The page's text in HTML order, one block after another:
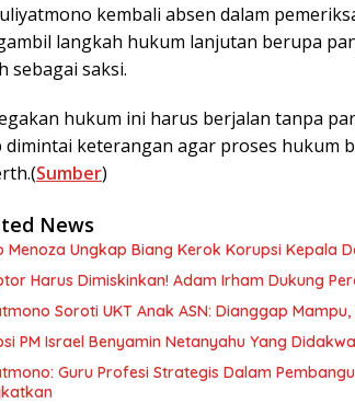
kembali absen dalam
langkah hukum lanjutan berupa
sebagai saksi.
hukum ini harus berjalan tanpa
dimintai keterangan agar proses hukum
Sumber)
News
Menoza Ungkap Biang Kerok Korupsi Kepala
Harus Dimiskinkan! Adam Irham Dukung
Soroti UKT Anak ASN: Dianggap
PM Israel Benyamin Netanyahu Yang
Guru Profesi Strategis Dalam